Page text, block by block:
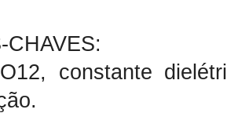
CHAVES:
constante